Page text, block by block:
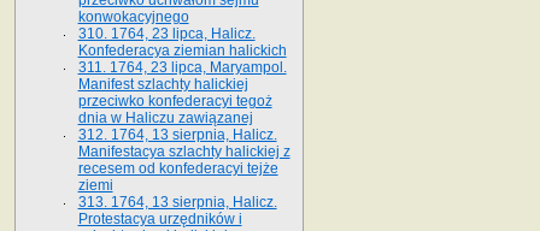
konwokacyjnego
310. 1764, 23 lipca, Halicz.
Konfederacya ziemian halickich
311. 1764, 23 lipca, Maryampol.
Manifest szlachty halickiej
przeciwko konfederacyi tegoż
dnia w Haliczu zawiązanej
312. 1764, 13 sierpnia, Halicz.
Manifestacya szlachty halickiej z
recesem od konfederacyi tejże
ziemi
313. 1764, 13 sierpnia, Halicz.
Protestacya urzędników i